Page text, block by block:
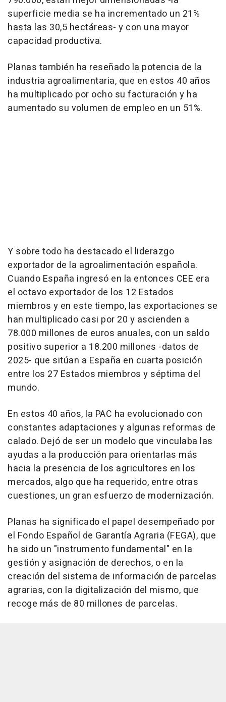
superficie media se ha incrementado un 21%
hasta las 30,5 hectáreas- y con una mayor
capacidad productiva.
Planas también ha reseñado la potencia de la
industria agroalimentaria, que en estos 40 años
ha multiplicado por ocho su facturación y ha
aumentado su volumen de empleo en un 51%.
Y sobre todo ha destacado el liderazgo
exportador de la agroalimentación española.
Cuando España ingresó en la entonces CEE era
el octavo exportador de los 12 Estados
miembros y en este tiempo, las exportaciones se
han multiplicado casi por 20 y ascienden a
78.000 millones de euros anuales, con un saldo
positivo superior a 18.200 millones -datos de
2025- que sitúan a España en cuarta posición
entre los 27 Estados miembros y séptima del
mundo.
En estos 40 años, la PAC ha evolucionado con
constantes adaptaciones y algunas reformas de
calado. Dejó de ser un modelo que vinculaba las
ayudas a la producción para orientarlas más
hacia la presencia de los agricultores en los
mercados, algo que ha requerido, entre otras
cuestiones, un gran esfuerzo de modernización.
Planas ha significado el papel desempeñado por
el Fondo Español de Garantía Agraria (FEGA), que
ha sido un "instrumento fundamental" en la
gestión y asignación de derechos, o en la
creación del sistema de información de parcelas
agrarias, con la digitalización del mismo, que
recoge más de 80 millones de parcelas.